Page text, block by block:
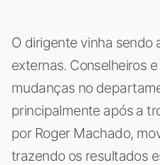
O dirigente vinha sendo
externas. Conselheiros
mudanças no
principalmente após a
por Roger Machado,
trazendo os resultados